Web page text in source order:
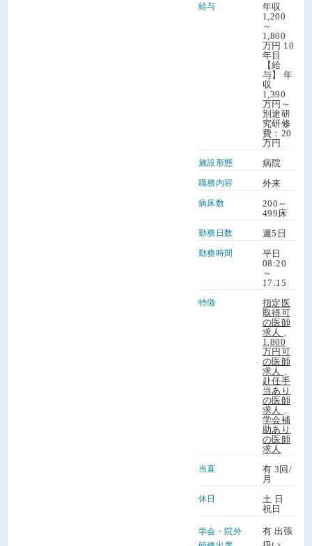
給与
年収
1,200
～
1,800
万円 10
年目
【給
与】 年
収
1,390
万円～
別途研
究研修
費：20
万円
施設形態 病院
職務内容 外来
病床数
200～
499床
勤務日数 週5日
勤務時間
平日
08:20
～
17:15
特徴
指定医
取得可
の医師
求人
1,800
万円可
の医師
求人
赴任手
当あり
の医師
求人
学会補
助あり
の医師
求人
当直
有 3回/
月
休日
土 日
祝日
学会・院外
有 出張